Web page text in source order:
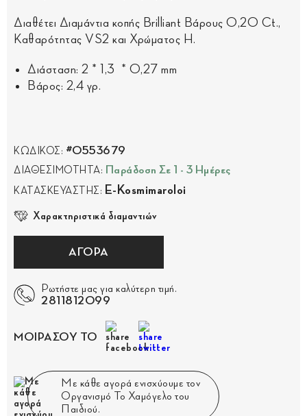
Διαθέτει Διαμάντια κοπής Brilliant Βάρους 0,20 Ct.,
Καθαρότητας VS2 και Χρώματος H.
Διάσταση: 2 * 1,3 * 0,27 mm
Βάρος: 2,4 γρ.
ΚΩΔΙΚΟΣ: #0553679
ΔΙΑΘΕΣΙΜΟΤΗΤΑ: Παράδοση Σε 1 - 3 Ημέρες
ΚΑΤΑΣΚΕΥΑΣΤΗΣ: E-Kosmimaroloi
Χαρακτηριστικά διαμαντιών
ΑΓΟΡΑ
Ρωτήστε μας για καλύτερη τιμή.
2811812099
ΜΟΙΡΑΣΟΥ ΤΟ
Με κάθε αγορά ενισχύουμε τον
Οργανισμό Το Χαμόγελο του
Παιδιού.